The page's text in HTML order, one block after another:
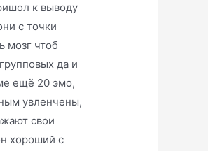
к выводу
с точки
мозг чтоб
да и
ещё 20 эмо,
увленчены,
свои
хороший с